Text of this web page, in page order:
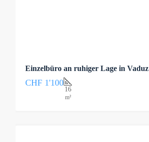
Einzelbüro an ruhiger Lage in Vaduz
CHF 1'100
16
m²